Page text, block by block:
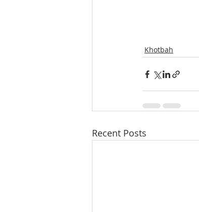
Khotbah
Recent Posts